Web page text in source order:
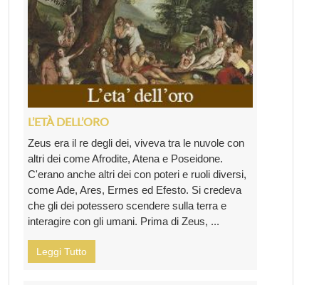
L’ETÀ DELL’ORO
Zeus era il re degli dei, viveva tra le nuvole con
altri dei come Afrodite, Atena e Poseidone.
C'erano anche altri dei con poteri e ruoli diversi,
come Ade, Ares, Ermes ed Efesto. Si credeva
che gli dei potessero scendere sulla terra e
interagire con gli umani. Prima di Zeus, ...
Leggi Tutto